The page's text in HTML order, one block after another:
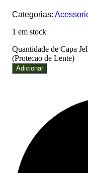
Categorias:
1 em stock
Quantidade de Capa
(Protecao de Lente)
Adicionar